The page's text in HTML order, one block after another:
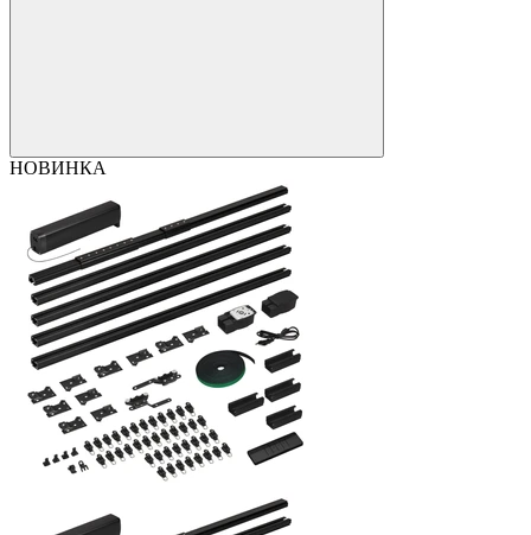
НОВИНКА